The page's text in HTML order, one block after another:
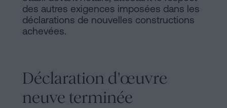
des autres exigences imposées dans les
déclarations de nouvelles constructions
achevées.
Déclaration d'œuvre
neuve terminée